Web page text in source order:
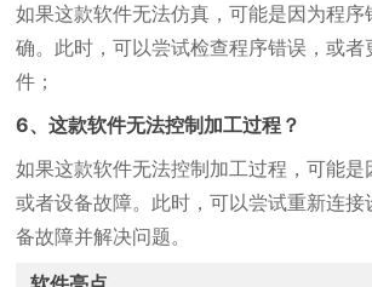
如果这款软件无法仿真，可能是因为程
确。此时，可以尝试检查程序错误，或者
件；
6、这款软件无法控制加工过程？
如果这款软件无法控制加工过程，可能
或者设备故障。此时，可以尝试重新连接
备故障并解决问题。